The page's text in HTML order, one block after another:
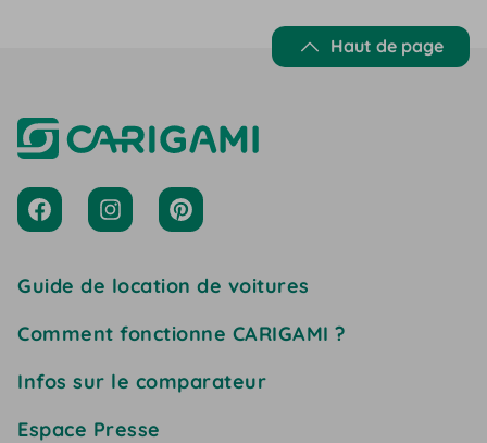
Haut de page
Guide de location de voitures
Comment fonctionne CARIGAMI ?
Infos sur le comparateur
Espace Presse